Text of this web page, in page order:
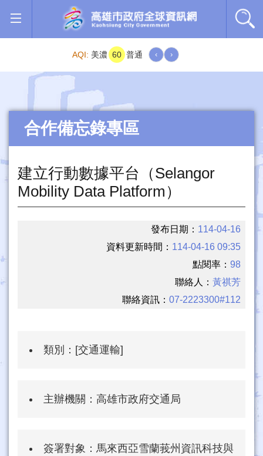
跳到主要內容區塊
AQI: 美濃 60 普通 ‹ ›
合作備忘錄專區
建立行動數據平台（Selangor
Mobility Data Platform）
發布日期： 114-04-16
資料更新時間： 114-04-16 09:35
點閱率：98
聯絡人：黃祺芳
聯絡資訊：07-2223300#112
類別： [交通運輸]
主辦機關： 高雄市政府交通局
簽署對象： 馬來西亞雪蘭莪州資訊科技與